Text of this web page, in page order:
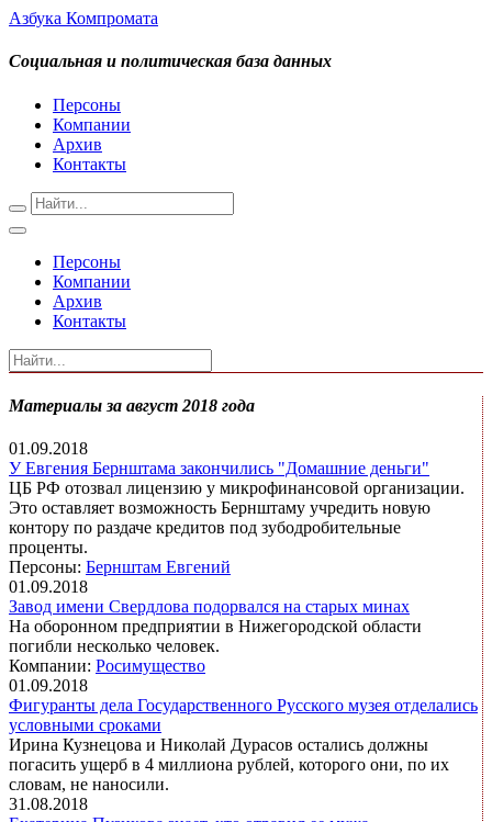
Азбука Компромата
Социальная и политическая база данных
Персоны
Компании
Архив
Контакты
Персоны
Компании
Архив
Контакты
Материалы за август 2018 года
01.09.2018
У Евгения Бернштама закончились "Домашние деньги"
ЦБ РФ отозвал лицензию у микрофинансовой организации.
Это оставляет возможность Бернштаму учредить новую
контору по раздаче кредитов под зубодробительные
проценты.
Персоны: Бернштам Евгений
01.09.2018
Завод имени Свердлова подорвался на старых минах
На оборонном предприятии в Нижегородской области
погибли несколько человек.
Компании: Росимущество
01.09.2018
Фигуранты дела Государственного Русского музея отделались
условными сроками
Ирина Кузнецова и Николай Дурасов остались должны
погасить ущерб в 4 миллиона рублей, которого они, по их
словам, не наносили.
31.08.2018